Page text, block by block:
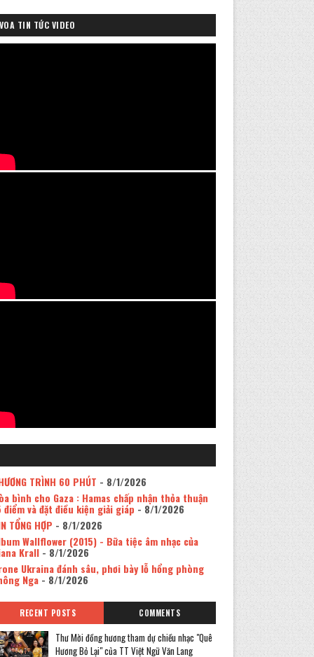
VOA TIN TỨC VIDEO
TRÌNH 60 PHÚT - 8/1/2026
bình cho Gaza : Hamas chấp nhận thỏa thuận
điểm và đặt điều kiện giải giáp - 8/1/2026
TỔNG HỢP - 8/1/2026
Wallflower (2015) - Bữa tiệc âm nhạc của
Krall- 8/1/2026
Ukraina đánh sâu, phơi bày lỗ hổng phòng
Nga- 8/1/2026
RECENT POSTS COMMENTS
Thư Mời đồng hương tham dự chiều nhạc "Quê
Hương Bỏ Lại" của TT Việt Ngữ Văn Lang